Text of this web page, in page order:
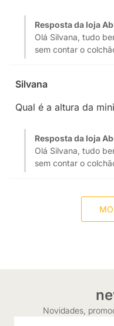
Resposta da loja
Olá Silvana, tudo
Silvana
Qual é a altura da
Resposta da loja
Olá Silvana, tudo
sem contar o
Novidades,